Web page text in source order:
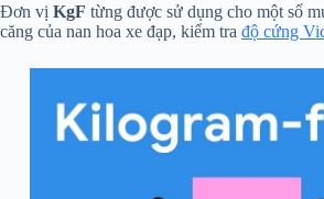
Đơn vị KgF từng được sử dụng cho một số
căng của nan hoa xe đạp, kiểm tra độ cứng